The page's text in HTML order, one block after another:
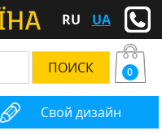
RU UA
Свой дизайн
0